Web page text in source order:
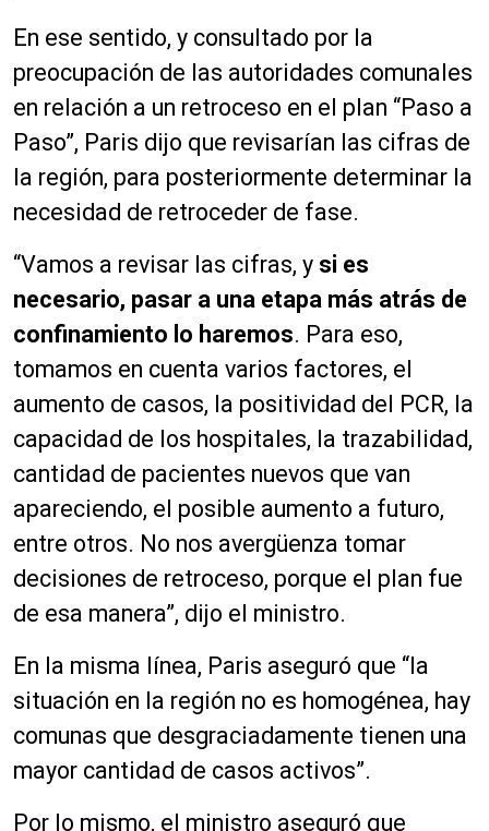
En ese sentido, y consultado por la
preocupación de las autoridades comunales
en relación a un retroceso en el plan “Paso a
Paso”, Paris dijo que revisarían las cifras de
la región, para posteriormente determinar la
necesidad de retroceder de fase.
“Vamos a revisar las cifras, y si es
necesario, pasar a una etapa más atrás de
confinamiento lo haremos. Para eso,
tomamos en cuenta varios factores, el
aumento de casos, la positividad del PCR, la
capacidad de los hospitales, la trazabilidad,
cantidad de pacientes nuevos que van
apareciendo, el posible aumento a futuro,
entre otros. No nos avergüenza tomar
decisiones de retroceso, porque el plan fue
de esa manera”, dijo el ministro.
En la misma línea, Paris aseguró que “la
situación en la región no es homogénea, hay
comunas que desgraciadamente tienen una
mayor cantidad de casos activos”.
Por lo mismo, el ministro aseguró que